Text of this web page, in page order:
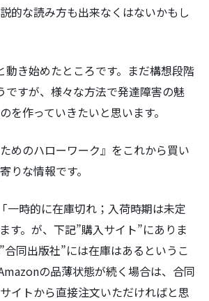
索:
的な読み方も出来なくはないかもし
動き始めたところです。まだ構想段階
ですが、様々な方法で発達障害の魅
を作っていきたいと思います。
めのハローワーク』をこれから買い
りな情報です。
一時的に在庫切れ；入荷時期は未定
す。が、下記”購入サイト”にありま
合同出版社”には在庫はあるというこ
の品薄状態が続く場合は、合同
イトから直接注文いただければと思